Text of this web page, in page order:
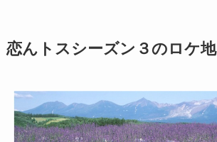
恋んトスシーズン３のロケ地